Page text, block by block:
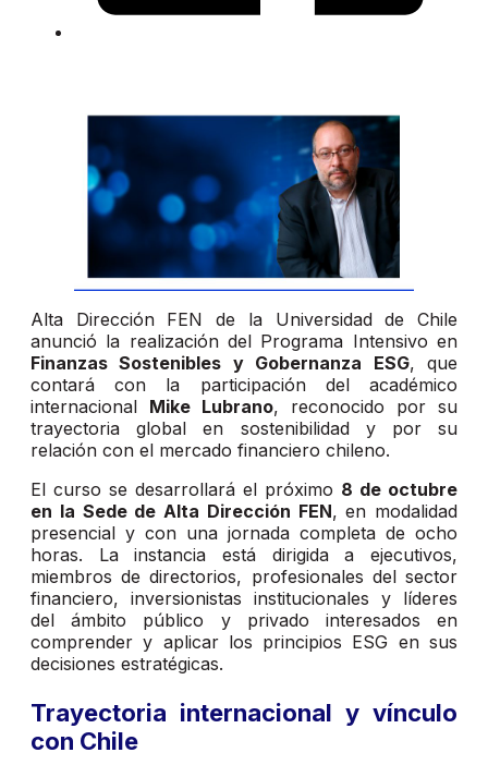
Alta Dirección FEN de la Universidad de Chile
anunció la realización del Programa Intensivo en
Finanzas Sostenibles y Gobernanza ESG, que
contará con la participación del académico
internacional Mike Lubrano, reconocido por su
trayectoria global en sostenibilidad y por su
relación con el mercado financiero chileno.
El curso se desarrollará el próximo 8 de octubre
en la Sede de Alta Dirección FEN, en modalidad
presencial y con una jornada completa de ocho
horas. La instancia está dirigida a ejecutivos,
miembros de directorios, profesionales del sector
financiero, inversionistas institucionales y líderes
del ámbito público y privado interesados en
comprender y aplicar los principios ESG en sus
decisiones estratégicas.
Trayectoria internacional y vínculo
con Chile